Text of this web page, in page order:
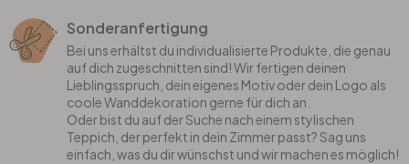
Sonderanfertigung
Bei uns erhältst du individualisierte Produkte, die genau
auf dich zugeschnitten sind! Wir fertigen deinen
Lieblingsspruch, dein eigenes Motiv oder dein Logo als
coole Wanddekoration gerne für dich an.
Oder bist du auf der Suche nach einem stylischen
Teppich, der perfekt in dein Zimmer passt? Sag uns
einfach, was du dir wünschst und wir machen es möglich!